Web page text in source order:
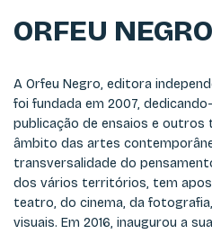
ORFEU NEGRO
A Orfeu Negro, editora
foi fundada em 2007,
publicação de ensaios e outros
âmbito das artes
transversalidade do
dos vários territórios, tem
teatro, do cinema, da
visuais. Em 2016, inaugurou a